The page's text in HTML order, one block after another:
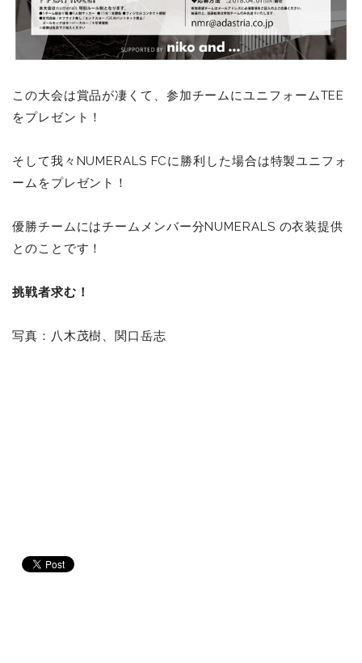
この大会は賞品が凄くて、参加チームにユニフォームTEE
をプレゼント！
そして我々NUMERALS FCに勝利した場合は特製ユニフォ
ームをプレゼント！
優勝チームにはチームメンバー分NUMERALS の衣装提供
とのことです！
挑戦者求む！
写真：八木茂樹、関口岳志